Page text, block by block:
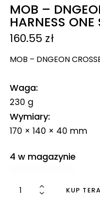
MOB –
HARNESS ONE
160.55 zł
MOB – DNGEON
Waga
230 g
Wymiary
170 × 140 × 40 mm
4 w magazynie
KUP